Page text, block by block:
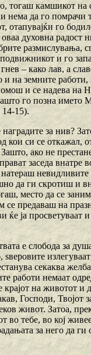
тогаш камшикот на
нема да го
отапувајќи го
духовна радост
размислувања,
и го
– како лав, а
и на земните
и се надева на
го позна
14-15).
за нив?
кои си се откажал,
ако не
заседа внатре
невидливите
да ги скротиш и
место да се
предаваш на
ја просветуваат и
е слобода за
секаква
работи немаат
крајот на животот и
Господи, Твојот
живот. Затоа,
во тебе, во кој
за него да ги